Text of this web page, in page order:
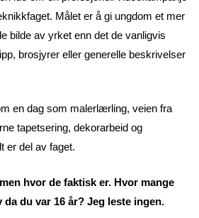
Målet er å gi ungdom et mer
bilde av yrket enn det de vanligvis
brosjyrer eller generelle beskrivelser
en dag som malerlærling, veien fra
tapetsering, dekorarbeid og
er del av faget.
hvor de faktisk er. Hvor mange
du var 16 år? Jeg leste ingen.